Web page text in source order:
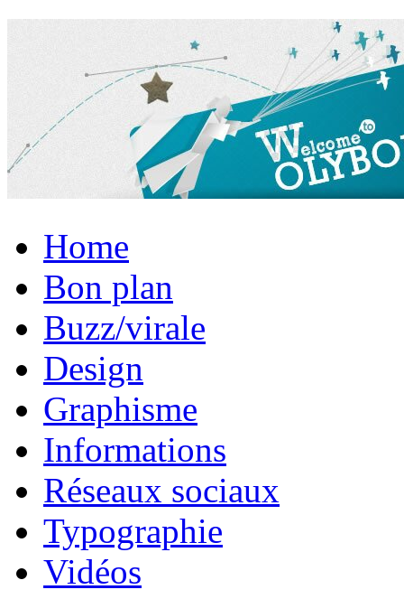
Home
Bon plan
Buzz/virale
Design
Graphisme
Informations
Réseaux sociaux
Typographie
Vidéos